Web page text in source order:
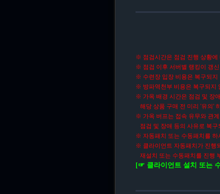
※ 점검시간은 점검 진행 상황에
※ 점검 이후 서버별 랭킹이 갱
※ 수련장 입장 비용은 복구되지
※ 방파역천부 비용은 복구되지
※ 가옥 배경 시간은 점검 및 장
해당 상품 구매 전 미리 '유의'
※ 가옥 버프는 접속 유무와 관
점검 및 장애 등의 사유로 복구
※ 자동패치 또는 수동패치를 하
※ 클라이언트 자동패치가 진행
재설치 또는 수동패치를 진행
[☞ 클라이언트 설치 또는